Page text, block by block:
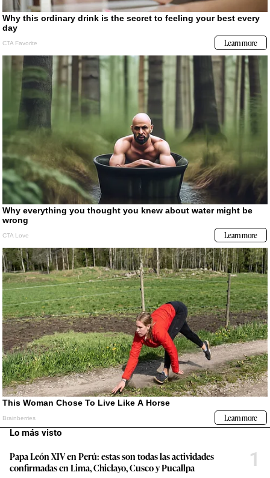
Lo más visto
Papa León XIV en Perú: estas son todas las actividades
confirmadas en Lima, Chiclayo, Cusco y Pucallpa
1